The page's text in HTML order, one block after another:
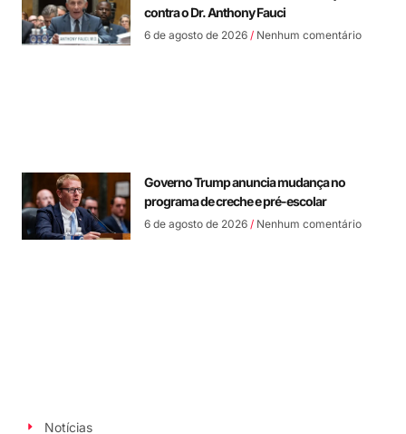
contra o Dr. Anthony Fauci
6 de agosto de 2026 Nenhum comentário
Governo Trump anuncia mudança no
programa de creche e pré-escolar
6 de agosto de 2026 Nenhum comentário
Notícias